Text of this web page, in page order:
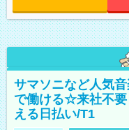
サマソニなど人気
で働ける☆来社不要
える日払い/T1